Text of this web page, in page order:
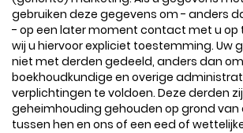
gebruiken deze gegevens om - anders
- op een later moment contact met u op
wij u hiervoor expliciet toestemming. Uw
niet met derden gedeeld, anders dan
boekhoudkundige en overige
verplichtingen te voldoen. Deze derden
geheimhouding gehouden op grond van
tussen hen en ons of een eed of